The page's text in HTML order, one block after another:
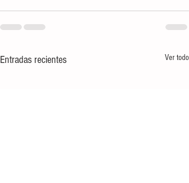
Entradas recientes Ver todo